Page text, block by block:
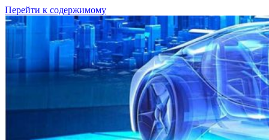
Перейти к содержимому